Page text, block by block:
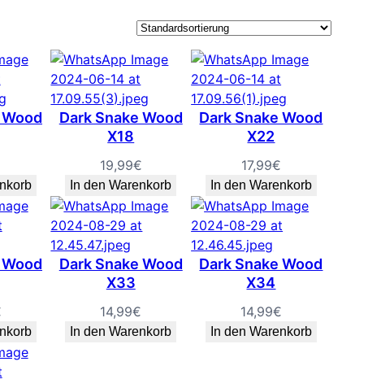
Dark Snake Wood
X18
19,99€
In den Warenkorb
Dark Snake Wood
X22
17,99€
In den Warenkorb
Dark Snake Wood
X33
14,99€
In den Warenkorb
Dark Snake Wood
X34
14,99€
In den Warenkorb